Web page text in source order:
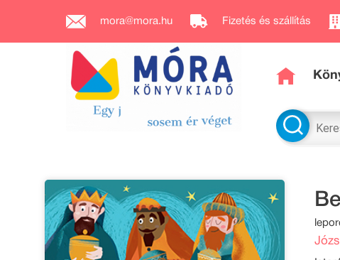
mora@mora.hu Fizetés és szállítás